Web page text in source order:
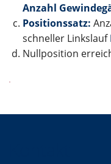
Anzahl
Positionssatz:
schneller Linkslauf
Nullposition